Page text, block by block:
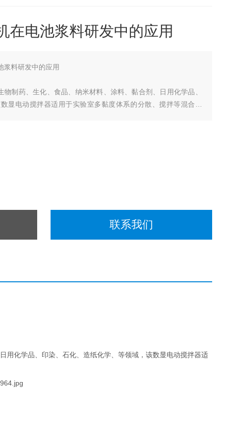
在电池浆料研发中的应用
浆料研发中的应用
制药、生化、食品、纳米材料、涂料、黏合剂、日用化学品、
显电动搅拌器适用于实验室多黏度体系的分散、搅拌等混合工
联系我们
用化学品、印染、石化、造纸化学、等领域，该数显电动搅拌器适